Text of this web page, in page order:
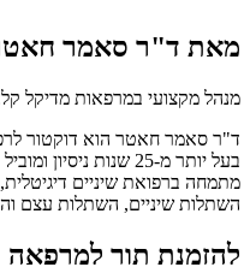
מאת ד"ר סאמר
מנהל מקצועי במרפאות מדיקל
בעל יותר מ-25 שנות
מתמחה ברפואת שיניים
השתלות שיניים, השתלות עצם
להזמנת תור למרפאה